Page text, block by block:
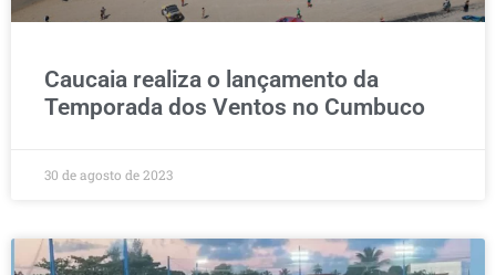
Caucaia realiza o lançamento da
Temporada dos Ventos no Cumbuco
30 de agosto de 2023